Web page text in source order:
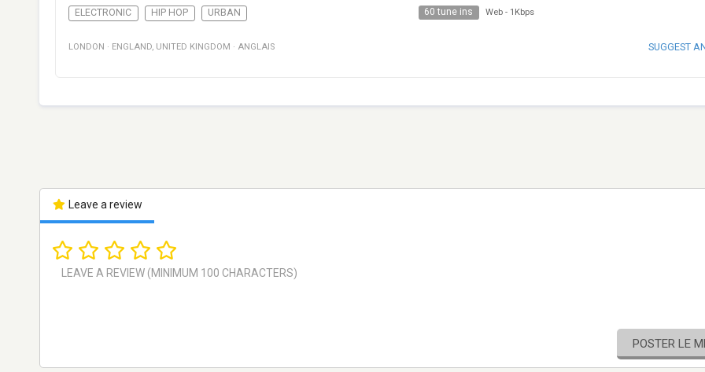
ELECTRONIC HIP HOP URBAN 60 tune ins Web - 1Kbps
LONDON · ENGLAND, UNITED KINGDOM · ANGLAIS SUGGEST
Leave a review
POSTER LE